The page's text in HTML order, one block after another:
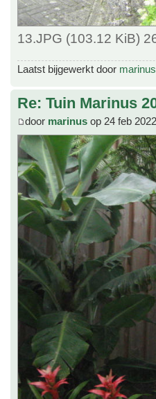
13.JPG (103.12 KiB)
Laatst bijgewerkt door marinus
Re: Tuin Marinus
door marinus op 24 feb